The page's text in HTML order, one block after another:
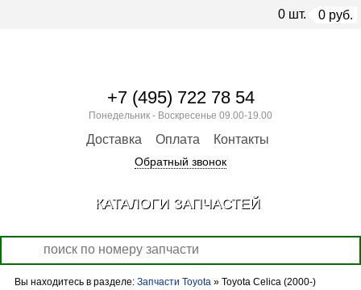
Вы находитесь в разделе: Запчасти Toyota» Toyota Celica (2000-)
+7 (495) 722 78 54
Понедельник - Воскресенье 09.00-19.00
Доставка Оплата Контакты
Обратный звонок
0 шт. 0 руб.
КАТАЛОГИ ЗАПЧАСТЕЙ